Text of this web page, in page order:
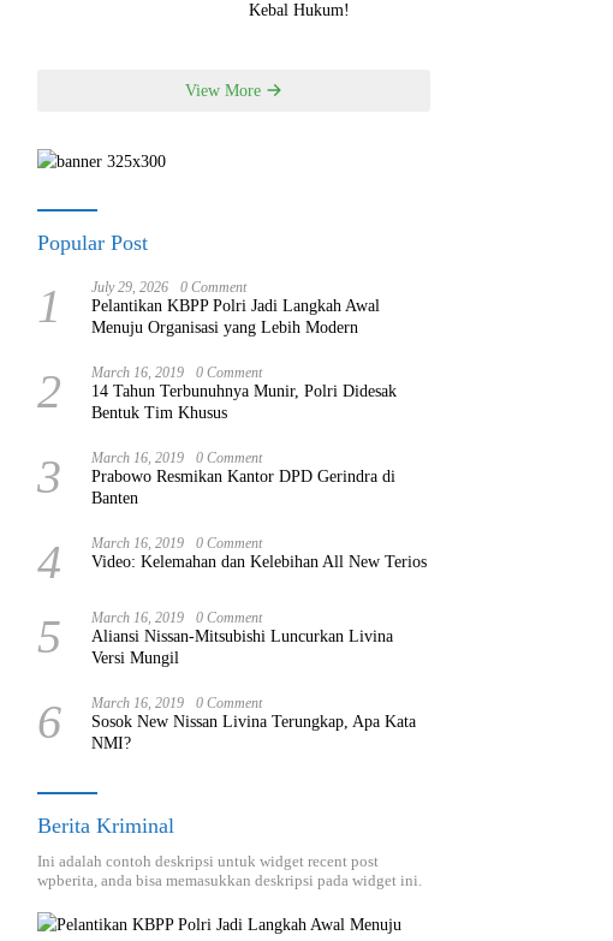
Kebal Hukum!
View More
Popular Post
1 July 29, 2026 0 Comment
Pelantikan KBPP Polri Jadi Langkah Awal
Menuju Organisasi yang Lebih Modern
2 March 16, 2019 0 Comment
14 Tahun Terbunuhnya Munir, Polri Didesak
Bentuk Tim Khusus
3 March 16, 2019 0 Comment
Prabowo Resmikan Kantor DPD Gerindra di
Banten
4 March 16, 2019 0 Comment
Video: Kelemahan dan Kelebihan All New Terios
5 March 16, 2019 0 Comment
Aliansi Nissan-Mitsubishi Luncurkan Livina
Versi Mungil
6 March 16, 2019 0 Comment
Sosok New Nissan Livina Terungkap, Apa Kata
NMI?
Berita Kriminal
Ini adalah contoh deskripsi untuk widget recent post
wpberita, anda bisa memasukkan deskripsi pada widget ini.